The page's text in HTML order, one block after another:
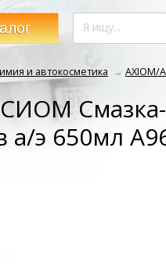
и автокосметика →
а/э 650мл